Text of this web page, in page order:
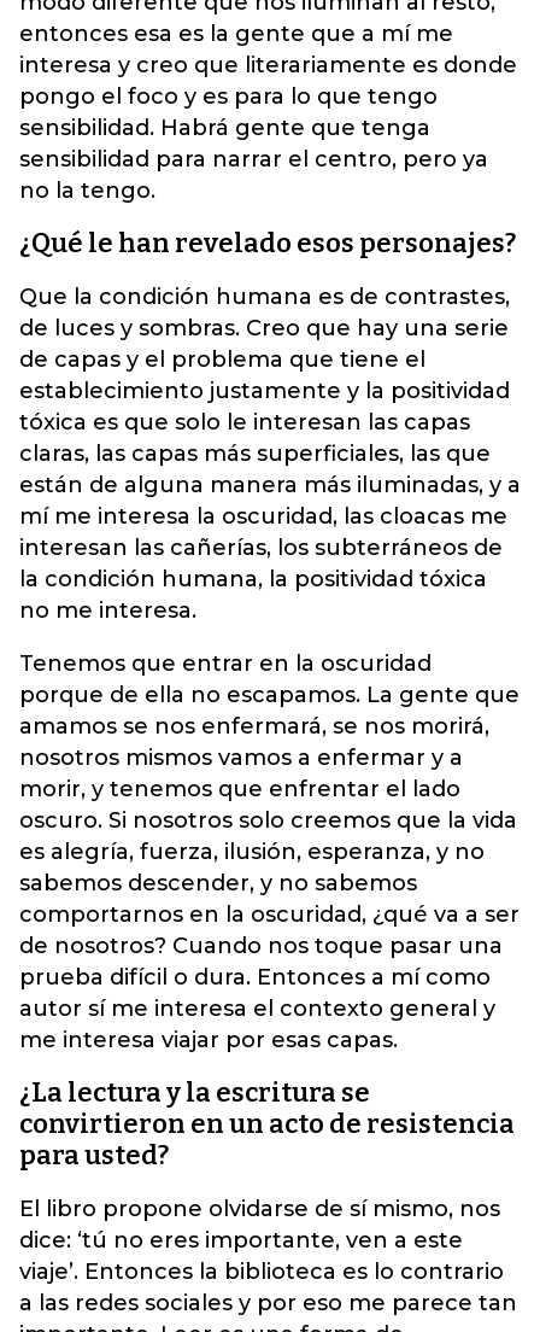
entonces esa es la gente que a mí me
interesa y creo que literariamente es donde
pongo el foco y es para lo que tengo
sensibilidad. Habrá gente que tenga
sensibilidad para narrar el centro, pero ya
no la tengo.
¿Qué le han revelado esos personajes?
Que la condición humana es de contrastes,
de luces y sombras. Creo que hay una serie
de capas y el problema que tiene el
establecimiento justamente y la positividad
tóxica es que solo le interesan las capas
claras, las capas más superficiales, las que
están de alguna manera más iluminadas, y a
mí me interesa la oscuridad, las cloacas me
interesan las cañerías, los subterráneos de
la condición humana, la positividad tóxica
no me interesa.
Tenemos que entrar en la oscuridad
porque de ella no escapamos. La gente que
amamos se nos enfermará, se nos morirá,
nosotros mismos vamos a enfermar y a
morir, y tenemos que enfrentar el lado
oscuro. Si nosotros solo creemos que la vida
es alegría, fuerza, ilusión, esperanza, y no
sabemos descender, y no sabemos
comportarnos en la oscuridad, ¿qué va a ser
de nosotros? Cuando nos toque pasar una
prueba difícil o dura. Entonces a mí como
autor sí me interesa el contexto general y
me interesa viajar por esas capas.
¿La lectura y la escritura se
convirtieron en un acto de resistencia
para usted?
El libro propone olvidarse de sí mismo, nos
dice: ‘tú no eres importante, ven a este
viaje’. Entonces la biblioteca es lo contrario
a las redes sociales y por eso me parece tan